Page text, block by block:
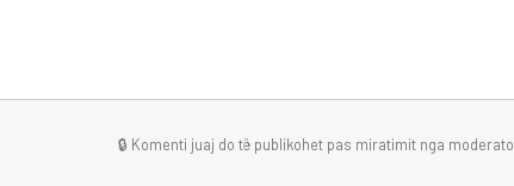
🔒 Komenti juaj do të publikohet pas miratimit nga